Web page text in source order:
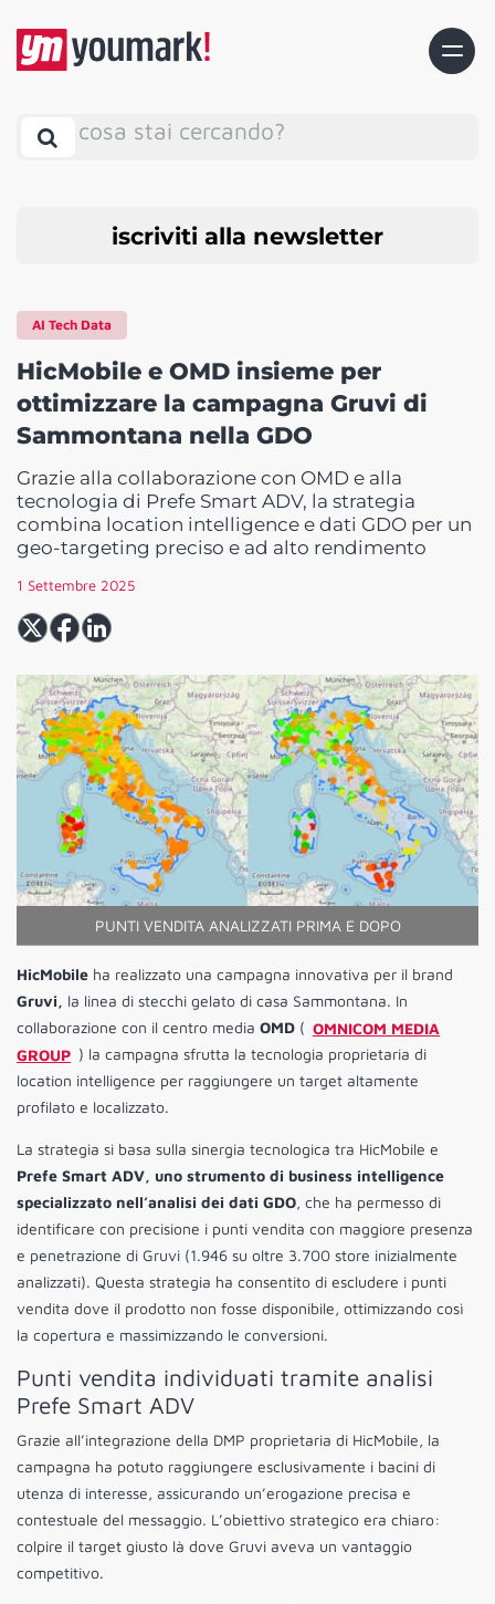
cosa stai cercando?
iscriviti alla newsletter
AI Tech Data
HicMobile e OMD insieme per
ottimizzare la campagna Gruvi di
Sammontana nella GDO
Grazie alla collaborazione con OMD e alla
tecnologia di Prefe Smart ADV, la strategia
combina location intelligence e dati GDO per un
geo-targeting preciso e ad alto rendimento
1 Settembre 2025
PUNTI VENDITA ANALIZZATI PRIMA E DOPO
HicMobile ha realizzato una campagna innovativa per il brand
Gruvi, la linea di stecchi gelato di casa Sammontana. In
collaborazione con il centro media OMD ( OMNICOM MEDIA
GROUP ) la campagna sfrutta la tecnologia proprietaria di
location intelligence per raggiungere un target altamente
profilato e localizzato.
La strategia si basa sulla sinergia tecnologica tra HicMobile e
Prefe Smart ADV, uno strumento di business intelligence
specializzato nell’analisi dei dati GDO, che ha permesso di
identificare con precisione i punti vendita con maggiore presenza
e penetrazione di Gruvi (1.946 su oltre 3.700 store inizialmente
analizzati). Questa strategia ha consentito di escludere i punti
vendita dove il prodotto non fosse disponibile, ottimizzando così
la copertura e massimizzando le conversioni.
Punti vendita individuati tramite analisi
Prefe Smart ADV
Grazie all’integrazione della DMP proprietaria di HicMobile, la
campagna ha potuto raggiungere esclusivamente i bacini di
utenza di interesse, assicurando un’erogazione precisa e
contestuale del messaggio. L’obiettivo strategico era chiaro:
colpire il target giusto là dove Gruvi aveva un vantaggio
competitivo.